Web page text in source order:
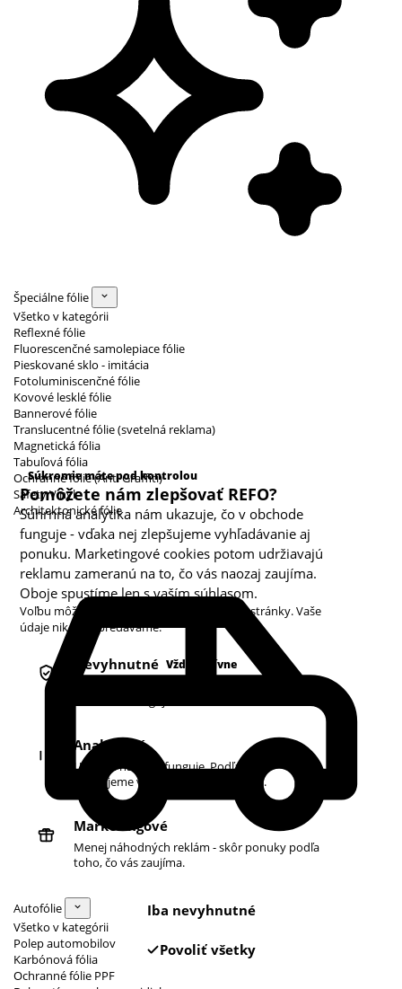
Špeciálne fólie
Všetko v kategórii
Reflexné fólie
Fluorescenčné samolepiace fólie
Pieskované sklo - imitácia
Fotoluminiscenčné fólie
Kovové lesklé fólie
Bannerové fólie
Translucentné fólie (svetelná reklama)
Magnetická fólia
Tabuľová fólia
Ochranné fólie (Anti Graffiti)
Safety Vinyl
Architektonické fólie
Autofólie
Všetko v kategórii
Polep automobilov
Karbónová fólia
Ochranné fólie PPF
Súkromie máte pod kontrolou
Pomôžete nám zlepšovať REFO?
Súhrnná analytika nám ukazuje, čo v obchode
funguje - vďaka nej zlepšujeme vyhľadávanie aj
ponuku. Marketingové cookies potom udržiavajú
reklamu zameranú na to, čo vás naozaj zaujíma.
Oboje spustíme len s vaším súhlasom.
Voľbu môžete kedykoľvek zmeniť v pätičke stránky. Vaše
údaje nikdy nepredávame.
Kategórie cookies
Nevyhnutné Vždy aktívne
Analytické
Ukazujú nám, čo funguje. Podľa toho
zlepšujeme vyhľadávanie aj ponuku.
Marketingové
Menej náhodných reklám - skôr ponuky podľa
toho, čo vás zaujíma.
Iba nevyhnutné
Povoliť všetky